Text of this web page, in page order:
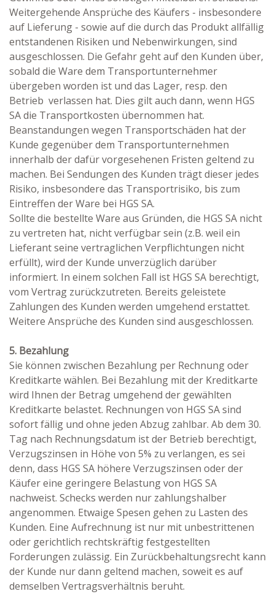
Weitergehende Ansprüche des Käufers - insbesondere
auf Lieferung - sowie auf die durch das Produkt allfällig
entstandenen Risiken und Nebenwirkungen, sind
ausgeschlossen. Die Gefahr geht auf den Kunden über,
sobald die Ware dem Transportunternehmer
übergeben worden ist und das Lager, resp. den
Betrieb verlassen hat. Dies gilt auch dann, wenn HGS
SA die Transportkosten übernommen hat.
Beanstandungen wegen Transportschäden hat der
Kunde gegenüber dem Transportunternehmen
innerhalb der dafür vorgesehenen Fristen geltend zu
machen. Bei Sendungen des Kunden trägt dieser jedes
Risiko, insbesondere das Transportrisiko, bis zum
Eintreffen der Ware bei HGS SA.
Sollte die bestellte Ware aus Gründen, die HGS SA nicht
zu vertreten hat, nicht verfügbar sein (z.B. weil ein
Lieferant seine vertraglichen Verpflichtungen nicht
erfüllt), wird der Kunde unverzüglich darüber
informiert. In einem solchen Fall ist HGS SA berechtigt,
vom Vertrag zurückzutreten. Bereits geleistete
Zahlungen des Kunden werden umgehend erstattet.
Weitere Ansprüche des Kunden sind ausgeschlossen.
5. Bezahlung
Sie können zwischen Bezahlung per Rechnung oder
Kreditkarte wählen. Bei Bezahlung mit der Kreditkarte
wird Ihnen der Betrag umgehend der gewählten
Kreditkarte belastet. Rechnungen von HGS SA sind
sofort fällig und ohne jeden Abzug zahlbar. Ab dem 30.
Tag nach Rechnungsdatum ist der Betrieb berechtigt,
Verzugszinsen in Höhe von 5% zu verlangen, es sei
denn, dass HGS SA höhere Verzugszinsen oder der
Käufer eine geringere Belastung von HGS SA
nachweist. Schecks werden nur zahlungshalber
angenommen. Etwaige Spesen gehen zu Lasten des
Kunden. Eine Aufrechnung ist nur mit unbestrittenen
oder gerichtlich rechtskräftig festgestellten
Forderungen zulässig. Ein Zurückbehaltungsrecht kann
der Kunde nur dann geltend machen, soweit es auf
demselben Vertragsverhältnis beruht.